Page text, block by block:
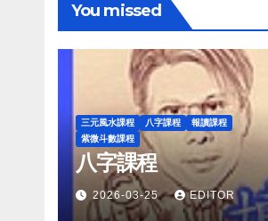
You missed
三元風水課程 八字課程
報讀課程
紫微斗數課程
八字課程
2026-03-25 EDITOR